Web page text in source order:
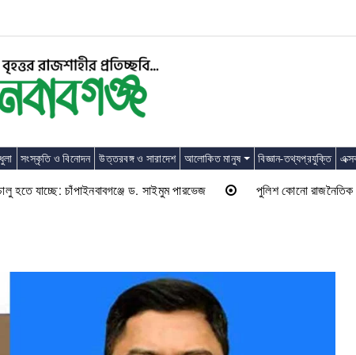
সংস্কৃতি ও বিনোদন উত্তরবঙ্গ ও সারাদেশ আলোকিত মানুষ বিজ্ঞান-তথ্যপ্রযুক্তি
চাঁপাইনবাবগঞ্জে ড. সাইমুম পারভেজ পুলিশ কোনো রাজনৈতিক দলের